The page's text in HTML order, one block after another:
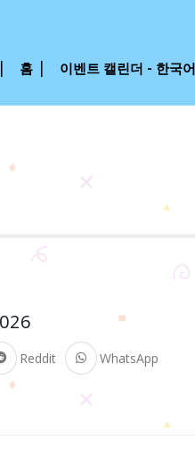
홈 이벤트 캘린더 - 한국어
Reddit WhatsApp